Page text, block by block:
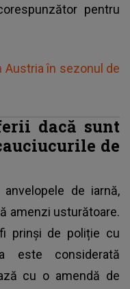
pentru
Austria în sezonul de
dacă sunt
de
de iarnă,
amenzi usturătoare.
prinși de poliție cu
este considerată
cu o amendă de